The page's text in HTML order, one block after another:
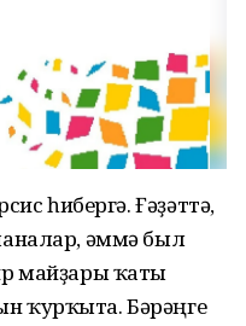
һибергә. Ғәҙәттә,
әммә был
майҙары ҡаты
ҡурҡыта. Бәрәңге